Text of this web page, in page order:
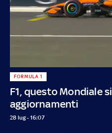
F1, questo Mondiale
aggiornamenti
FORMULA 1
28 lug - 16:07